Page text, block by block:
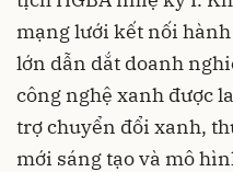
mạng lưới kết nối
lớn dẫn dắt doanh
công nghệ xanh được
trợ chuyển đổi xanh,
mới sáng tạo và mô